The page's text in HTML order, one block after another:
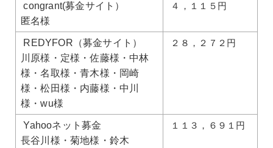
congrant(募金サイト）
匿名様
４，１１５円
REDYFOR（募金サイト）
川原様・定様・佐藤様・中林
様・名取様・青木様・岡崎
様・松田様・内藤様・中川
様・wu様
２８，２７２円
Yahooネット募金
長谷川様・菊地様・鈴木
１１３，６９１円